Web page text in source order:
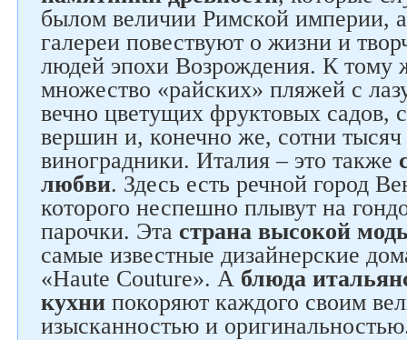
былом величии Римской империи,
галереи повествуют о жизни и
людей эпохи Возрождения. К тому
множество «райских» пляжей с
вечно цветущих фруктовых садов,
вершин и, конечно же, сотни
виноградники. Италия – это также
любви. Здесь есть речной город
которого неспешно плывут на
парочки. Эта страна высокой
самые известные дизайнерские
«Haute Couture». А блюда
кухни покоряют каждого своим
изысканностью и